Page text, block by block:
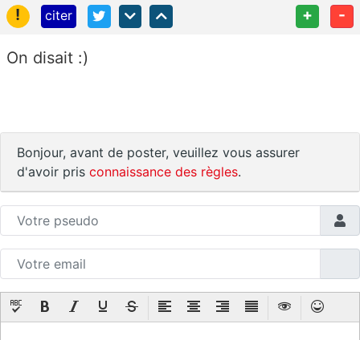
!
citer + -
On disait :)
Bonjour, avant de poster, veuillez vous assurer
d'avoir pris connaissance des règles.